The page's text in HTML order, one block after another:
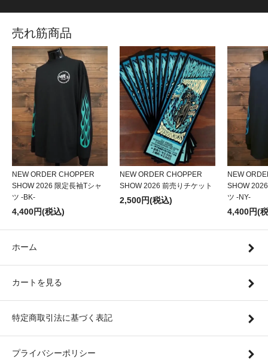
売れ筋商品
NEW ORDER CHOPPER
SHOW 2026 限定長袖Tシャ
ツ -BK-
4,400円(税込)
NEW ORDER CHOPPER
SHOW 2026 前売りチケット
2,500円(税込)
NEW
SHOW
ツ -NY-
4,400円(
ホーム
カートを見る
特定商取引法に基づく表記
プライバシーポリシー